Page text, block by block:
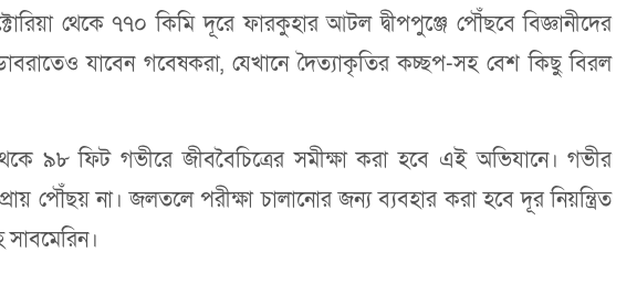
থেকে ৭৭০ কিমি দূরে ফারকুহার আটল দ্বীপপুঞ্জে পৌঁছবে বিজ্ঞানীদের
যাবেন গবেষকরা, যেখানে দৈত্যাকৃতির কচ্ছপ-সহ বেশ কিছু বিরল
৯৮ ফিট গভীরে জীববৈচিত্রের সমীক্ষা করা হবে এই অভিযানে। গভীর
পৌঁছয় না। জলতলে পরীক্ষা চালানোর জন্য ব্যবহার করা হবে দূর নিয়ন্ত্রিত